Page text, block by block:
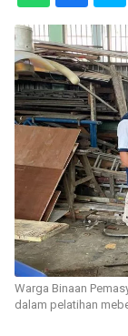
Warga Binaan
dalam pelatihan